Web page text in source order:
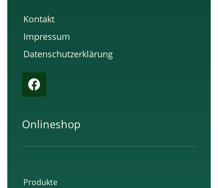
Kontakt
Impressum
Datenschutzerklärung
F
a
c
b
o
Onlineshop
Produkte